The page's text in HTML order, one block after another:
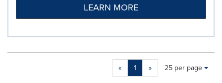
LEARN MORE
« 1 »
Making
a
Items per page:
25 per page